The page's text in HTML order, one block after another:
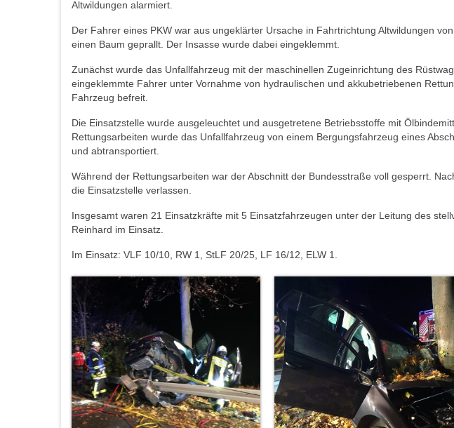
Altwildungen alarmiert.
Der Fahrer eines PKW war aus ungeklärter Ursache in Fahrtrichtung Altwildungen
einen Baum geprallt. Der Insasse wurde dabei eingeklemmt.
Zunächst wurde das Unfallfahrzeug mit der maschinellen Zugeinrichtung des
eingeklemmte Fahrer unter Vornahme von hydraulischen und akkubetriebenen
Fahrzeug befreit.
Die Einsatzstelle wurde ausgeleuchtet und ausgetretene Betriebsstoffe mit
Rettungsarbeiten wurde das Unfallfahrzeug von einem Bergungsfahrzeug eines
und abtransportiert.
Während der Rettungsarbeiten war der Abschnitt der Bundesstraße voll gesperrt.
die Einsatzstelle verlassen.
Insgesamt waren 21 Einsatzkräfte mit 5 Einsatzfahrzeugen unter der Leitung des
Reinhard im Einsatz.
Im Einsatz: VLF 10/10, RW 1, StLF 20/25, LF 16/12, ELW 1.